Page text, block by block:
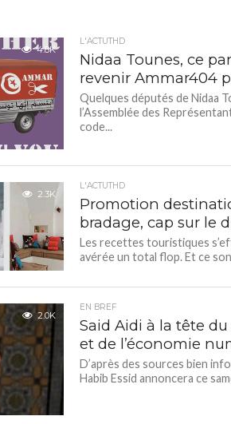
4.8K
L'ACTUTHD
Nidaa Tounes, ce
revenir Ammar404
Quelques députés de Nidaa
l’Assemblée des
code...
2.3K
L'ACTUTHD
Promotion
bradage, cap sur le
Les recettes touristiques
avérée un total flop. Et ce
2.0K
EN BREF
Said Aidi à la tête
et de l’économie
D’après des sources bien
Habib Essid annoncera ce